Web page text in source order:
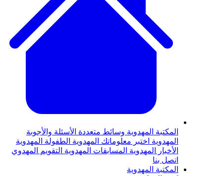
المهدويةوسائط متعددةالأسئلة والأجوبة
اختبر معلوماتك المهدويةالطفولة المهدوية
المهدويةالمسابقات المهدويةالتقويم المهدوي
المهدوية